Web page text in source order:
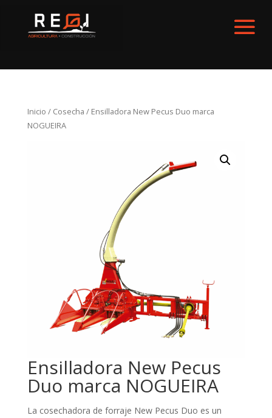
Inicio / Cosecha / Ensilladora New Pecus Duo marca
NOGUEIRA
Ensilladora New Pecus
Duo marca NOGUEIRA
La cosechadora de forraje New Pecus Duo es un